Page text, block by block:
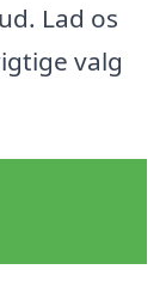
Lad os
valg